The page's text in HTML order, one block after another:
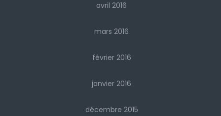
avril 2016
mars 2016
février 2016
janvier 2016
décembre 2015